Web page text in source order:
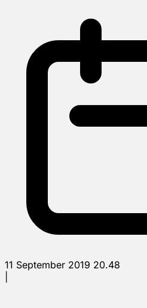
11 September 2019 20.48